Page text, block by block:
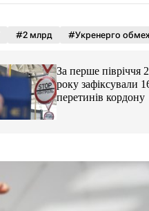
#2 млрд #Укренерго
За перше півріччя 2026
року зафіксували
перетинів кордону